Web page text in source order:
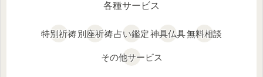
各種サービス
特別祈祷別座祈祷占い鑑定神具仏具無料相談
その他サービス